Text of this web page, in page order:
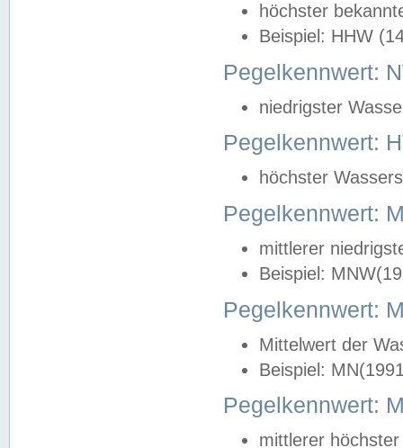
höchster
Beispiel: HHW
Pegelkennwert:
niedrigster
Pegelkennwert:
höchster
Pegelkennwert:
mittlerer
Beispiel:
Pegelkennwert:
Mittelwert der
Beispiel:
Pegelkennwert:
mittlerer